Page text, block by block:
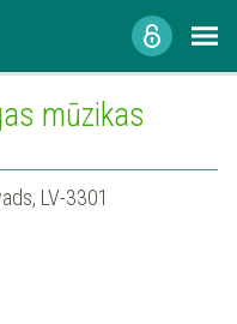
mūzikas
LV-3301